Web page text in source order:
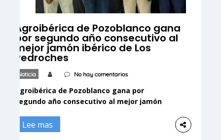
Agroibérica de Pozoblanco gana
por segundo año consecutivo al
mejor jamón ibérico de Los
Pedroches
Noticia No hay comentarios
Agroibérica de Pozoblanco gana por
segundo año consecutivo al mejor jamón
pieza que acaba en segundo lugar,
mientras que Dehesas Reunidas suma un
Lee mas